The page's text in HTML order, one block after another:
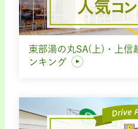
東部湯の丸SA(上)・上信
ンキング